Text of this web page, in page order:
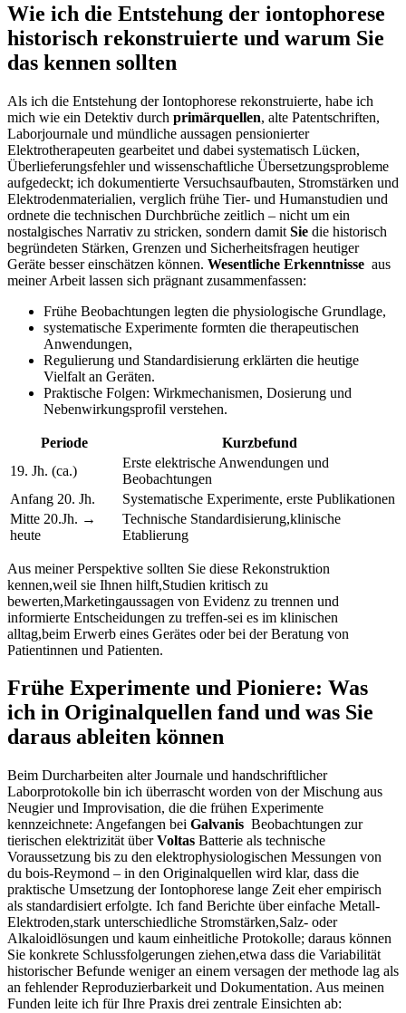
Wie ich die Entstehung der iontophorese
⁣historisch rekonstruierte und⁣ warum Sie
‍das kennen sollten
Als ich die ⁤Entstehung der ⁤Iontophorese rekonstruierte, habe ich⁣
mich wie ein Detektiv durch primärquellen, alte Patentschriften,
Laborjournale und mündliche aussagen pensionierter​
Elektrotherapeuten gearbeitet und​ dabei systematisch‍ Lücken,
Überlieferungsfehler und⁢ wissenschaftliche Übersetzungsprobleme
aufgedeckt; ich dokumentierte‌ Versuchsaufbauten, Stromstärken und
Elektrodenmaterialien, ‌verglich frühe Tier- und Humanstudien und ​
ordnete ​die technischen Durchbrüche​ zeitlich – nicht ⁤um ein‌
nostalgisches ‍Narrativ zu stricken, sondern damit Sie die historisch
begründeten Stärken, ‍Grenzen und Sicherheitsfragen heutiger
Geräte besser einschätzen können. Wesentliche Erkenntnisse ​ aus
meiner Arbeit lassen sich prägnant zusammenfassen:
Frühe Beobachtungen legten die physiologische⁣ Grundlage,
systematische Experimente formten die therapeutischen
⁤Anwendungen,
Regulierung und Standardisierung erklärten die ‍heutige
Vielfalt‍ an Geräten.
Praktische Folgen: Wirkmechanismen, Dosierung und
Nebenwirkungsprofil verstehen.
Periode
Kurzbefund
19. Jh. (ca.)
Erste elektrische Anwendungen und
Beobachtungen
Anfang 20. Jh.
Systematische Experimente, ⁢erste Publikationen
Mitte‍ 20.Jh.⁣ →
heute
Technische Standardisierung,klinische
Etablierung
Aus⁢ meiner Perspektive sollten Sie diese Rekonstruktion
kennen,weil‌ sie Ihnen ⁣hilft,Studien⁣ kritisch zu
bewerten,Marketingaussagen von Evidenz zu trennen und
‌informierte ‍Entscheidungen zu treffen-sei es im klinischen
alltag,beim‌ Erwerb‍ eines‍ Gerätes oder bei der Beratung von
Patientinnen und Patienten.
Frühe Experimente und Pioniere: Was
ich ⁤in Originalquellen⁤ fand ⁣und was Sie
daraus ableiten können
Beim Durcharbeiten alter Journale und handschriftlicher
Laborprotokolle‍ bin⁢ ich ⁢überrascht worden von der Mischung⁣ aus
Neugier ⁣und​ Improvisation, ‌die die frühen Experimente‍
kennzeichnete: Angefangen bei⁢ Galvanis ⁤ Beobachtungen zur
tierischen elektrizität⁣ überVoltas Batterie als technische
Voraussetzung bis zu⁣ den⁢ elektrophysiologischen Messungen von
du bois-Reymond – in den Originalquellen wird klar, dass die
praktische Umsetzung der‍ Iontophorese lange Zeit⁣ eher empirisch
als standardisiert erfolgte. ‍Ich fand Berichte über einfache Metall-
Elektroden,stark unterschiedliche Stromstärken,Salz- oder
Alkaloidlösungen ‌und kaum einheitliche Protokolle; daraus können
Sie konkrete Schlussfolgerungen ziehen,etwa‍ dass⁣ die‌ Variabilität
historischer Befunde ⁤weniger an ​einem‍ versagen der methode lag als
an fehlender Reproduzierbarkeit und ​Dokumentation.⁢ Aus meinen
Funden leite ich für Ihre Praxis drei ⁢zentrale Einsichten ⁤ab: ‍